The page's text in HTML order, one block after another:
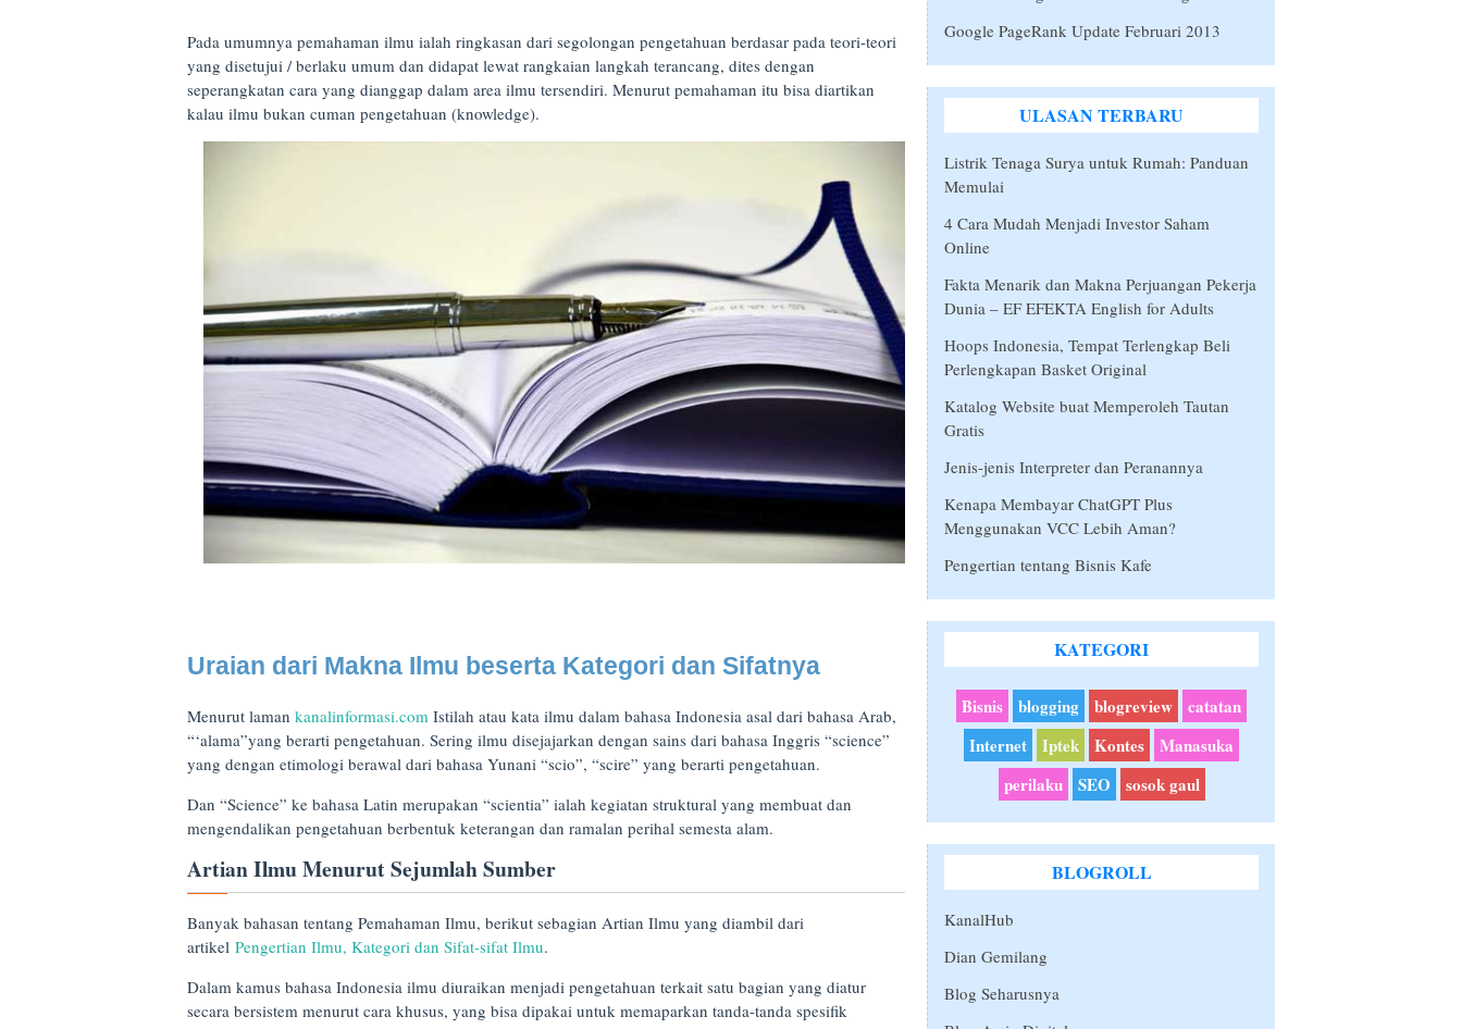
Pada umumnya pemahaman ilmu ialah ringkasan dari segolongan pengetahuan berdasar pada teori-teori
yang disetujui / berlaku umum dan didapat lewat rangkaian langkah terancang, dites dengan
seperangkatan cara yang dianggap dalam area ilmu tersendiri. Menurut pemahaman itu bisa diartikan
kalau ilmu bukan cuman pengetahuan (knowledge).
Uraian dari Makna Ilmu beserta Kategori dan Sifatnya
Menurut laman kanalinformasi.com Istilah atau kata ilmu dalam bahasa Indonesia asal dari bahasa Arab,
“‘alama”yang berarti pengetahuan. Sering ilmu disejajarkan dengan sains dari bahasa Inggris “science”
yang dengan etimologi berawal dari bahasa Yunani “scio”, “scire” yang berarti pengetahuan.
Dan “Science” ke bahasa Latin merupakan “scientia” ialah kegiatan struktural yang membuat dan
mengendalikan pengetahuan berbentuk keterangan dan ramalan perihal semesta alam.
Artian Ilmu Menurut Sejumlah Sumber
Banyak bahasan tentang Pemahaman Ilmu, berikut sebagian Artian Ilmu yang diambil dari
artikel Pengertian Ilmu, Kategori dan Sifat-sifat Ilmu.
Dalam kamus bahasa Indonesia ilmu diuraikan menjadi pengetahuan terkait satu bagian yang diatur
secara bersistem menurut cara khusus, yang bisa dipakai untuk memaparkan tanda-tanda spesifik
Google PageRank Update Februari 2013
ULASAN TERBARU
Listrik Tenaga Surya untuk Rumah: Panduan
Memulai
4 Cara Mudah Menjadi Investor Saham
Online
Fakta Menarik dan Makna Perjuangan Pekerja
Dunia – EF EFEKTA English for Adults
Hoops Indonesia, Tempat Terlengkap Beli
Perlengkapan Basket Original
Katalog Website buat Memperoleh Tautan
Gratis
Jenis-jenis Interpreter dan Peranannya
Kenapa Membayar ChatGPT Plus
Menggunakan VCC Lebih Aman?
Pengertian tentang Bisnis Kafe
KATEGORI
Bisnis blogging blogreview
catatan
Internet
Iptek Kontes
Manasuka
perilaku
SEO sosok gaul
BLOGROLL
KanalHub
Dian Gemilang
Blog Seharusnya